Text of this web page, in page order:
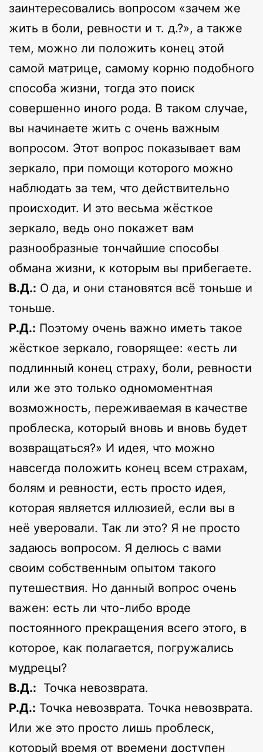
заинтересовались вопросом «зачем же
жить в боли, ревности и т. д.?», а также
тем, можно ли положить конец этой
самой матрице, самому корню подобного
способа жизни, тогда это поиск
совершенно иного рода. В таком случае,
вы начинаете жить с очень важным
вопросом. Этот вопрос показывает вам
зеркало, при помощи которого можно
наблюдать за тем, что действительно
происходит. И это весьма жёсткое
зеркало, ведь оно покажет вам
разнообразные тончайшие способы
обмана жизни, к которым вы прибегаете.
В.Д.: О да, и они становятся всё тоньше и
тоньше.
Р.Д.: Поэтому очень важно иметь такое
жёсткое зеркало, говорящее: «есть ли
подлинный конец страху, боли, ревности
или же это только одномоментная
возможность, переживаемая в качестве
проблеска, который вновь и вновь будет
возвращаться?» И идея, что можно
навсегда положить конец всем страхам,
болям и ревности, есть просто идея,
которая является иллюзией, если вы в
неё уверовали. Так ли это? Я не просто
задаюсь вопросом. Я делюсь с вами
своим собственным опытом такого
путешествия. Но данный вопрос очень
важен: есть ли что-либо вроде
постоянного прекращения всего этого, в
которое, как полагается, погружались
мудрецы?
В.Д.: Точка невозврата.
Р.Д.: Точка невозврата. Точка невозврата.
Или же это просто лишь проблеск,
который время от времени доступен